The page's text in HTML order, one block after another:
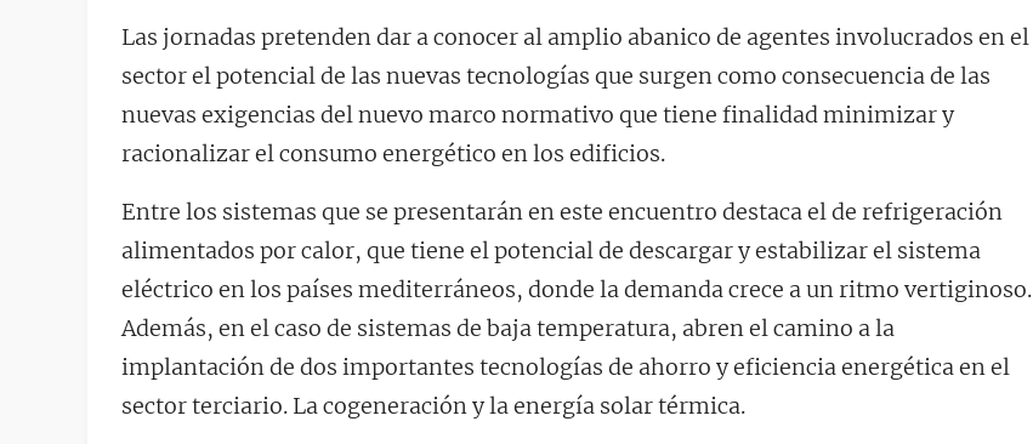
Las jornadas pretenden dar a conocer al amplio abanico de agentes involucrados en el
sector el potencial de las nuevas tecnologías que surgen como consecuencia de las
nuevas exigencias del nuevo marco normativo que tiene finalidad minimizar y
racionalizar el consumo energético en los edificios.
Entre los sistemas que se presentarán en este encuentro destaca el de refrigeración
alimentados por calor, que tiene el potencial de descargar y estabilizar el sistema
eléctrico en los países mediterráneos, donde la demanda crece a un ritmo vertiginoso.
Además, en el caso de sistemas de baja temperatura, abren el camino a la
implantación de dos importantes tecnologías de ahorro y eficiencia energética en el
sector terciario. La cogeneración y la energía solar térmica.